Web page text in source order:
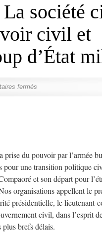
société
civil et
d’État
fermés
du pouvoir par l’armée
pour une transition politique
et son départ pour
organisations appellent le
présidentielle, le lieutenant-
civil, dans l’esprit
plus brefs délais.